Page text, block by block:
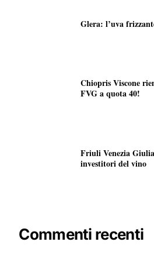
Glera: l’uva
Chiopris Viscone
FVG a quota 40!
Friuli Venezia
investitori del vino
Commenti recenti